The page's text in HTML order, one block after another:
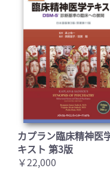
カプラン臨床精神医
キスト 第3版
￥22,000